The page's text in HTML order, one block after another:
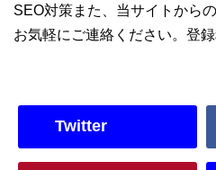
SEO対策また、当サイトから
お気軽にご連絡ください。登
Twitter